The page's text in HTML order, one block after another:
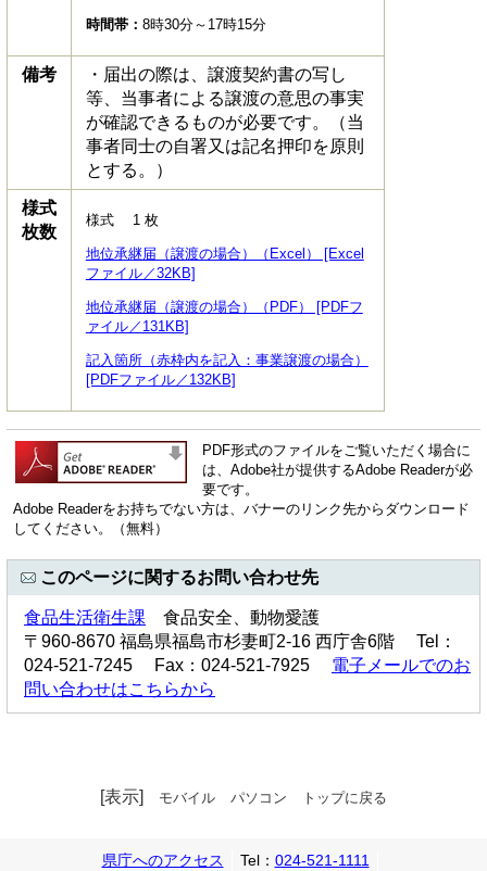
時間帯： 8時30分～17時15分
備考
・届出の際は、譲渡契約書の写し
等、当事者による譲渡の意思の事実
が確認できるものが必要です。（当
事者同士の自署又は記名押印を原則
とする。）
様式
枚数
様式 1 枚
地位承継届（譲渡の場合）（Excel） [Excel
ファイル／32KB]
地位承継届（譲渡の場合）（PDF） [PDFフ
ァイル／131KB]
記入箇所（赤枠内を記入：事業譲渡の場合）
[PDFファイル／132KB]
PDF形式のファイルをご覧いただく場合に
は、Adobe社が提供するAdobe Readerが必
要です。
Adobe Readerをお持ちでない方は、バナーのリンク先からダウンロード
してください。（無料）
このページに関するお問い合わせ先
食品生活衛生課 食品安全、動物愛護
〒960-8670 福島県福島市杉妻町2-16 西庁舎6階 Tel：
024-521-7245 Fax：024-521-7925 電子メールでのお
問い合わせはこちらから
[表示] モバイル パソコン トップに戻る
県庁へのアクセス Tel： 024-521-1111